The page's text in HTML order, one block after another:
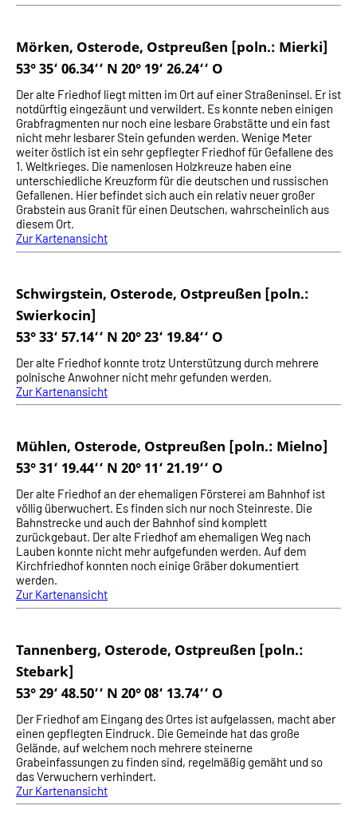
Mörken, Osterode, Ostpreußen [poln.: Mierki]
53° 35‘ 06.34‘‘ N 20° 19‘ 26.24‘‘ O
Der alte Friedhof liegt mitten im Ort auf einer Straßeninsel. Er ist
notdürftig eingezäunt und verwildert. Es konnte neben einigen
Grabfragmenten nur noch eine lesbare Grabstätte und ein fast
nicht mehr lesbarer Stein gefunden werden. Wenige Meter
weiter östlich ist ein sehr gepflegter Friedhof für Gefallene des
1. Weltkrieges. Die namenlosen Holzkreuze haben eine
unterschiedliche Kreuzform für die deutschen und russischen
Gefallenen. Hier befindet sich auch ein relativ neuer großer
Grabstein aus Granit für einen Deutschen, wahrscheinlich aus
diesem Ort.
Zur Kartenansicht
Schwirgstein, Osterode, Ostpreußen [poln.:
Swierkocin]
53° 33‘ 57.14‘‘ N 20° 23‘ 19.84‘‘ O
Der alte Friedhof konnte trotz Unterstützung durch mehrere
polnische Anwohner nicht mehr gefunden werden.
Zur Kartenansicht
Mühlen, Osterode, Ostpreußen [poln.: Mielno]
53° 31‘ 19.44‘‘ N 20° 11‘ 21.19‘‘ O
Der alte Friedhof an der ehemaligen Försterei am Bahnhof ist
völlig überwuchert. Es finden sich nur noch Steinreste. Die
Bahnstrecke und auch der Bahnhof sind komplett
zurückgebaut. Der alte Friedhof am ehemaligen Weg nach
Lauben konnte nicht mehr aufgefunden werden. Auf dem
Kirchfriedhof konnten noch einige Gräber dokumentiert
werden.
Zur Kartenansicht
Tannenberg, Osterode, Ostpreußen [poln.:
Stebark]
53° 29‘ 48.50‘‘ N 20° 08‘ 13.74‘‘ O
Der Friedhof am Eingang des Ortes ist aufgelassen, macht aber
einen gepflegten Eindruck. Die Gemeinde hat das große
Gelände, auf welchem noch mehrere steinerne
Grabeinfassungen zu finden sind, regelmäßig gemäht und so
das Verwuchern verhindert.
Zur Kartenansicht